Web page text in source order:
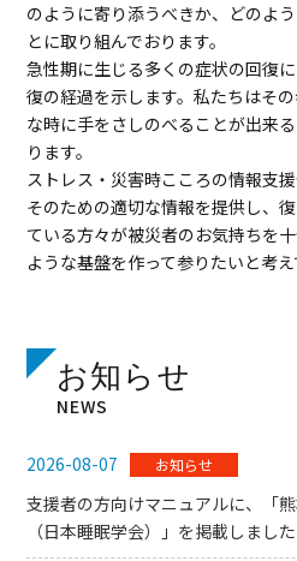
のように寄り添うべきか、どのよ
とに取り組んでおります。
急性期に生じる多くの症状の回復
復の経過を示します。私たちはそ
な時に手をさしのべることが出来
ります。
ストレス・災害時こころの情報支
そのための適切な情報を提供し、
ている方々が被災者のお気持ちを
ような基盤を作って参りたいと考え
お知らせ
NEWS
2026-08-07 お知らせ
支援者の方向けマニュアルに、「
（日本睡眠学会）」を掲載しました